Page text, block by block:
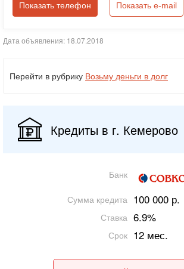
Показать телефон Показать e-mail
Дата объявления: 18.07.2018
Перейти в рубрику Возьму деньги в долг
Кредиты в г. Кемерово
Банк
Сумма кредита 100 000 р.
Ставка 6.9%
Срок 12 мес.